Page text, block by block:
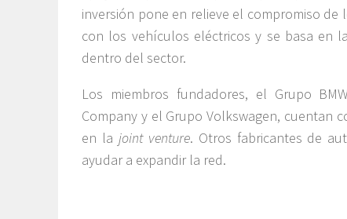
inversión pone en relieve el compromiso de
con los vehículos eléctricos y se basa en
dentro del sector.
Los miembros fundadores, el Grupo
Company y el Grupo Volkswagen, cuentan
en la joint venture. Otros fabricantes de
ayudar a expandir la red.